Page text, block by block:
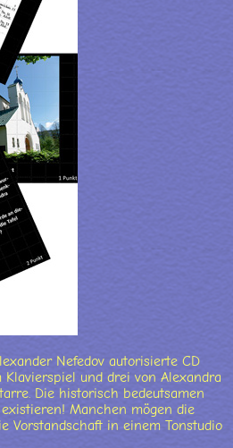
Nefedov autorisierte CD
und drei von Alexandra
Die historisch bedeutsamen
Manchen mögen die
Vorstandschaft in einem Tonstudio